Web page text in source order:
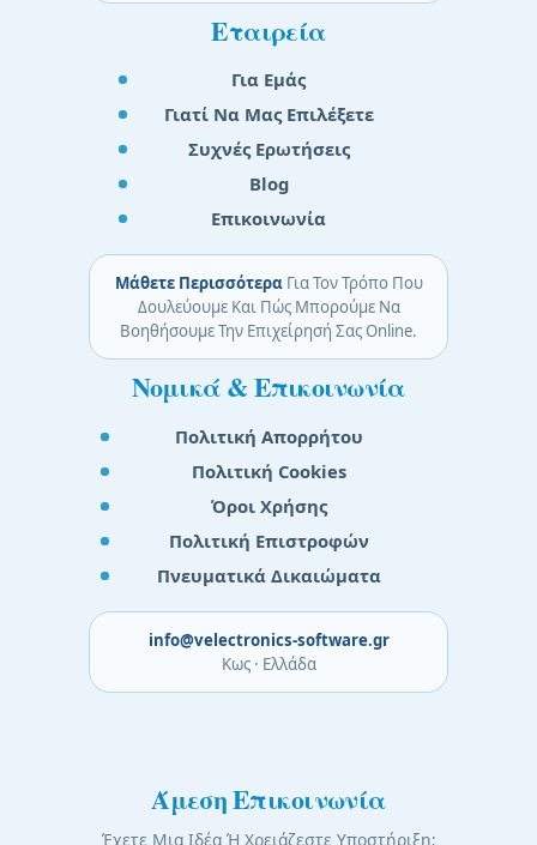
Εταιρεία
Για Εμάς
Γιατί Να Μας Επιλέξετε
Συχνές Ερωτήσεις
Blog
Επικοινωνία
Μάθετε ΠερισσότεραΓια Τον Τρόπο Που
Δουλεύουμε Και Πώς Μπορούμε Να
Βοηθήσουμε Την Επιχείρησή Σας Online.
Νομικά & Επικοινωνία
Πολιτική Απορρήτου
Πολιτική Cookies
Όροι Χρήσης
Πολιτική Επιστροφών
Πνευματικά Δικαιώματα
info@velectronics-software.gr
Κως · Ελλάδα
Άμεση Επικοινωνία
Έχετε Μια Ιδέα Ή Χρειάζεστε Υποστήριξη;